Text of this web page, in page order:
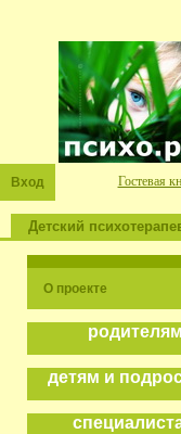
Вход Гостевая
Детский
О проекте
родителям
детям и